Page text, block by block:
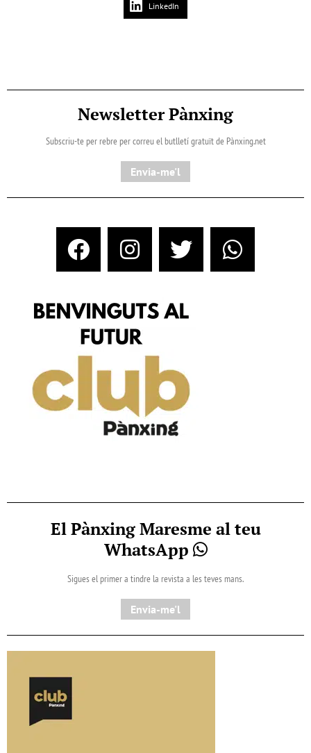
LinkedIn
Newsletter Pànxing
Subscriu-te per rebre per correu el butlletí gratuït de Pànxing.net​
Envia-me'l
El Pànxing Maresme al teu
WhatsApp
Sigues el primer a tindre la revista a les teves mans.
Envia-me'l